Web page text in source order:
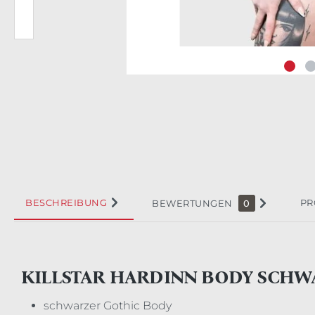
BESCHREIBUNG BEWERTUNGEN 0
KILLSTAR HARDINN BODY
schwarzer Gothic Body